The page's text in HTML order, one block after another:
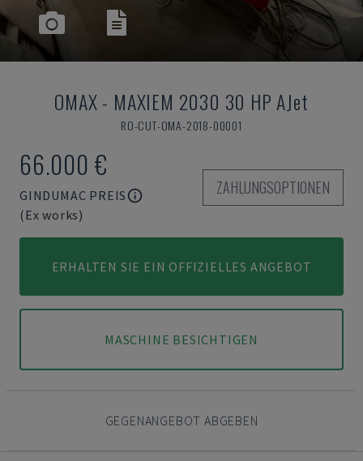
OMAX- MAXIEM 2030 30 HP AJet
RO-CUT-OMA-2018-00001
66.000 €
GINDUMAC PREIS
(Ex works)
ZAHLUNGSOPTIONEN
ERHALTEN SIE EIN OFFIZIELLES ANGEBOT
MASCHINE BESICHTIGEN
GEGENANGEBOT ABGEBEN